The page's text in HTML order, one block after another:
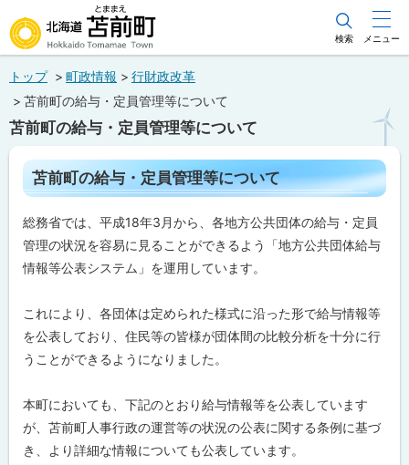
文
メ
ュ
北海道苫前町
Hokkaido Tomamae Town
検索 メニュー
トップ 町政情報
行財政改革
苫前町の給与・定員管理等について
苫前町の給与・定員管理等について
ペ
ー
ジ
内
目
次
苫
の
給
与
・
定
管
理
等
に
つ
苫前町の給与・定員管理等について
総務省では、平成18年3月から、各地方公共団体の給与・定員
管理の状況を容易に見ることができるよう「地方公共団体給与
情報等公表システム」を運用しています。
これにより、各団体は定められた様式に沿った形で給与情報等
を公表しており、住民等の皆様が団体間の比較分析を十分に行
うことができるようになりました。
本町においても、下記のとおり給与情報等を公表しています
が、苫前町人事行政の運営等の状況の公表に関する条例に基づ
き、より詳細な情報についても公表しています。